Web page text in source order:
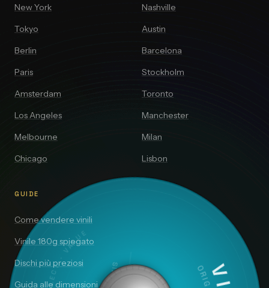
New York
Tokyo
Berlin
Paris
Amsterdam
Los Angeles
Melbourne
Chicago
Nashville
Austin
Barcelona
Stockholm
Toronto
Manchester
Milan
Lisbon
GUIDE
Come vendere vinili
Vinile 180g spiegato
Dischi più preziosi
Guida alle dimensioni